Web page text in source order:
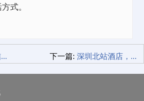
式。
园区厂房出租信息，工业梦想起航地 下一篇: 深圳北站酒店，我的旅行中转站的小惊喜